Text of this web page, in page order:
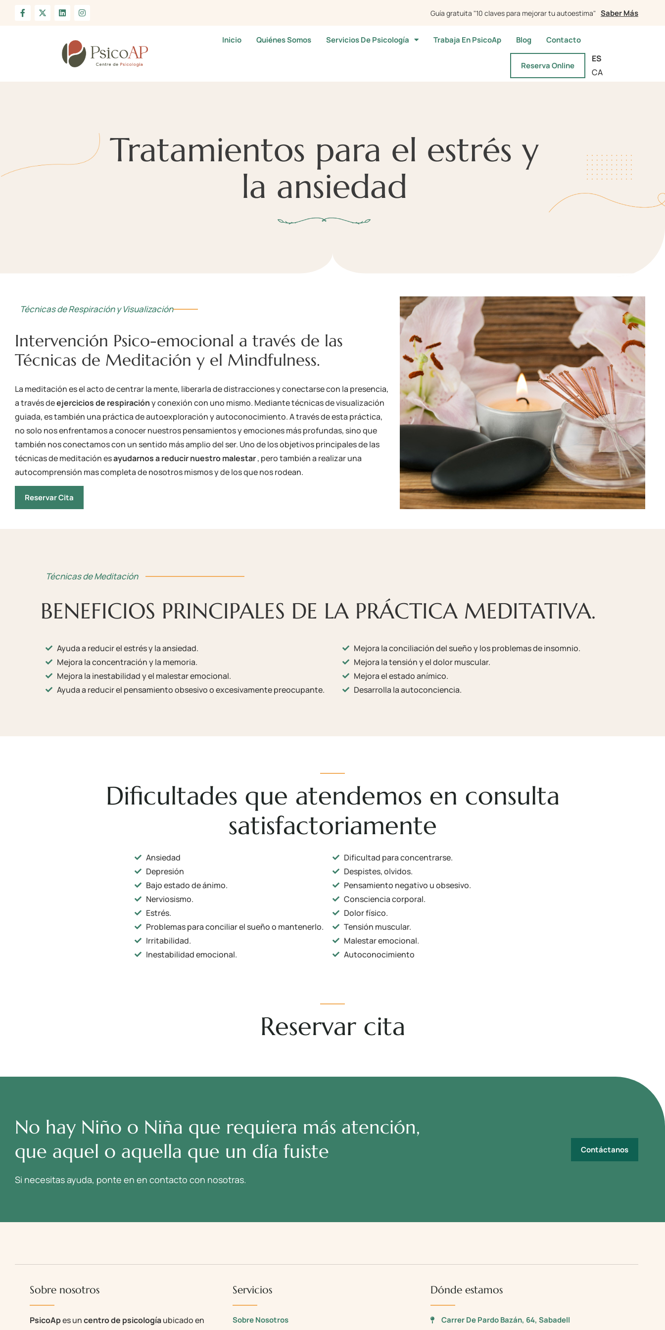
Guía gratuita "10 claves para mejorar tu autoestima" Saber Más
Inicio Quiénes Somos Servicios De Psicología Trabaja En PsicoAp Blog Contacto
Reserva Online
ES
CA
Tratamientos para el estrés y
la ansiedad
Técnicas de Respiración y Visualización
Intervención Psico-emocional a través de las
Técnicas de Meditación y el Mindfulness.
La meditación es el acto de centrar la mente, liberarla de distracciones y conectarse con la presencia,
a través deejercicios de respiracióny conexión con uno mismo. Mediante técnicas de visualización
guiada, es también una práctica de autoexploración y autoconocimiento. A través de esta práctica,
no solo nos enfrentamos a conocer nuestros pensamientos y emociones más profundas, sino que
también nos conectamos con un sentido más amplio del ser. Uno de los objetivos principales de las
técnicas de meditación esayudarnos a reducir nuestro malestar, pero también a realizar una
autocomprensión mas completa de nosotros mismos y de los que nos rodean.
Reservar Cita
Técnicas de Meditación
BENEFICIOS PRINCIPALES DE LA PRÁCTICA MEDITATIVA.
Ayuda a reducir el estrés y la ansiedad.
Mejora la concentración y la memoria.
Mejora la inestabilidad y el malestar emocional.
Ayuda a reducir el pensamiento obsesivo o excesivamente preocupante.
Mejora la conciliación del sueño y los problemas de insomnio.
Mejora la tensión y el dolor muscular.
Mejora el estado anímico.
Desarrolla la autoconciencia.
Dificultades que atendemos en consulta
satisfactoriamente
Ansiedad
Depresión
Bajo estado de ánimo.
Nerviosismo.
Estrés.
Problemas para conciliar el sueño o mantenerlo.
Irritabilidad.
Inestabilidad emocional.
Dificultad para concentrarse.
Despistes, olvidos.
Pensamiento negativo u obsesivo.
Consciencia corporal.
Dolor físico.
Tensión muscular.
Malestar emocional.
Autoconocimiento
Reservar cita
No hay Niño o Niña que requiera más atención,
que aquel o aquella que un día fuiste
Si necesitas ayuda, ponte en en contacto con nosotras.
Contáctanos
Sobre nosotros
PsicoApes uncentro de psicologíaubicado en
Servicios
Sobre Nosotros
Dónde estamos
Carrer De Pardo Bazán, 64, Sabadell